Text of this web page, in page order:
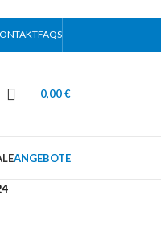
FAQS
0,00€
ANGEBOTE